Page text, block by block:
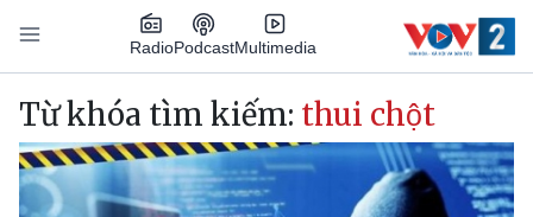
Nhảy đến nội dung
RadioPodcastMultimedia
Main navigation
Từ khóa tìm kiếm: thui chột